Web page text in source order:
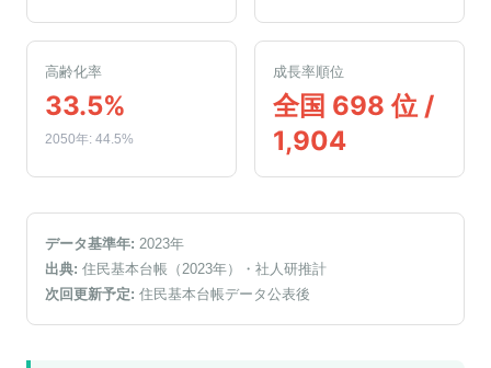
高齢化率
33.5%
2050年: 44.5%
成長率順位
全国 698 位 /
1,904
データ基準年: 2023年
出典: 住民基本台帳（2023年）
・社人研推計
次回更新予定: 住民基本台帳データ公表後